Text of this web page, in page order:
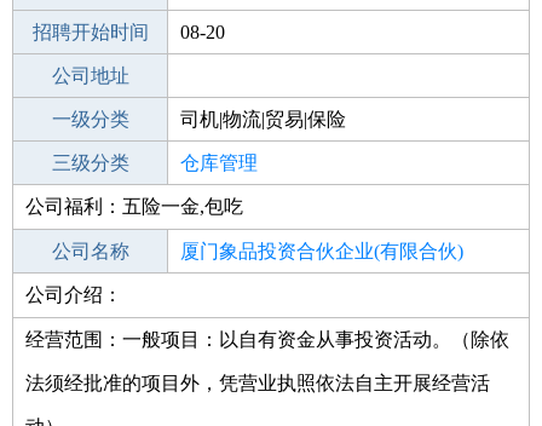
公司电话
招聘开始时间 08-20
招聘结束时间
公司地址
一级分类 司机|物流|贸易|保险
二级分类 物流/仓储
三级分类 仓库管理
其他行业 食品/饮料/烟酒
公司福利：五险一金,包吃
公司名称 厦门象品投资合伙企业(有限合伙)
公司类型
公司介绍：
经营范围：一般项目：以自有资金从事投资活动。（除依
法须经批准的项目外，凭营业执照依法自主开展经营活